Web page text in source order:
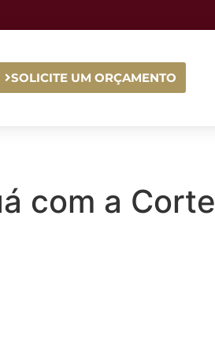
SOLICITE UM ORÇAMENTO
com a Corte